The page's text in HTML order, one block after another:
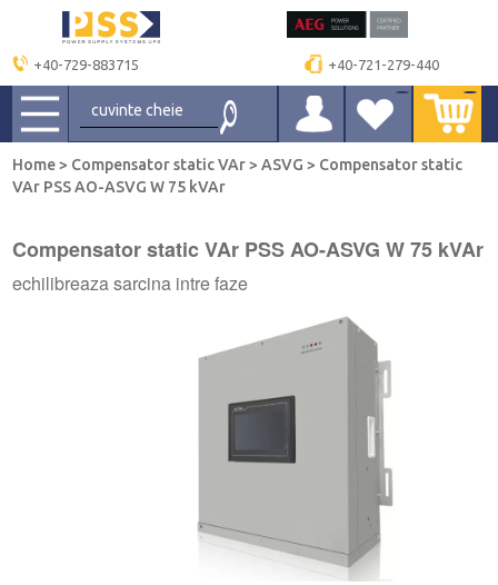
+40-729-883715 +40-721-279-440
Home> Compensator static VAr>ASVG > Compensator static
VAr PSS AO-ASVG W 75 kVAr
Compensator static VAr PSS AO-ASVG W 75 kVAr
echilibreaza sarcina intre faze